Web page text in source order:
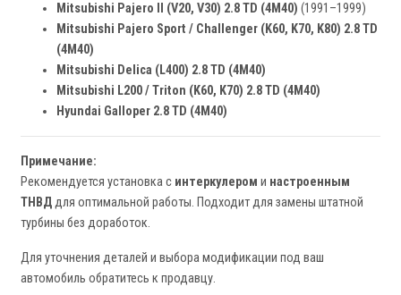
Mitsubishi Pajero II (V20, V30) 2.8 TD (4M40) (1991–1999)
Mitsubishi Pajero Sport / Challenger (K60, K70, K80) 2.8 TD
(4M40)
Mitsubishi Delica (L400) 2.8 TD (4M40)
Mitsubishi L200 / Triton (K60, K70) 2.8 TD (4M40)
Hyundai Galloper 2.8 TD (4M40)
Примечание:
Рекомендуется установка с интеркулером и настроенным
ТНВДдля оптимальной работы. Подходит для замены штатной
турбины без доработок.
Для уточнения деталей и выбора модификации под ваш
автомобиль обратитесь к продавцу.